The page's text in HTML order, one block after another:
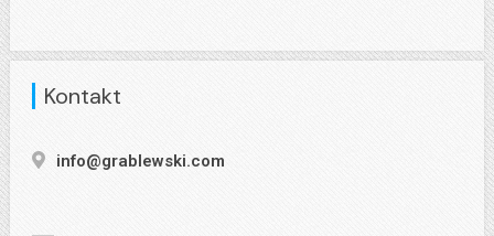
Kontakt
info@grablewski.com